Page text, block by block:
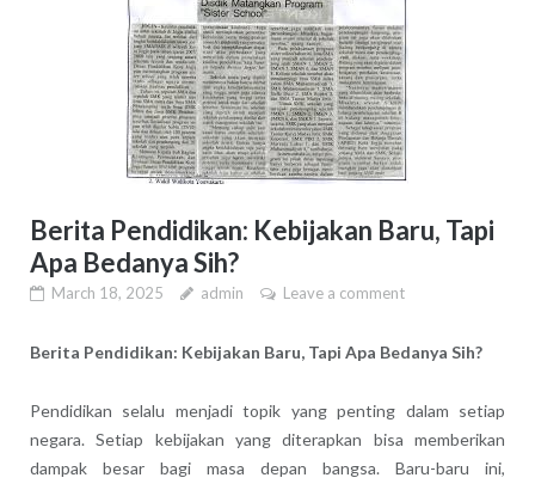
Berita Pendidikan: Kebijakan Baru, Tapi
Apa Bedanya Sih?
March 18, 2025 admin Leave a comment
Berita Pendidikan: Kebijakan Baru, Tapi Apa Bedanya Sih?
Pendidikan selalu menjadi topik yang penting dalam setiap
negara. Setiap kebijakan yang diterapkan bisa memberikan
dampak besar bagi masa depan bangsa. Baru-baru ini,